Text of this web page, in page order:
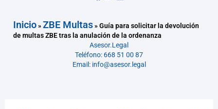
Inicio»ZBE Multas»Guía para solicitar la devolución
de multas ZBE tras la anulación de la ordenanza
Asesor.Legal
Teléfono: 668 51 00 87
Email: info@asesor.legal